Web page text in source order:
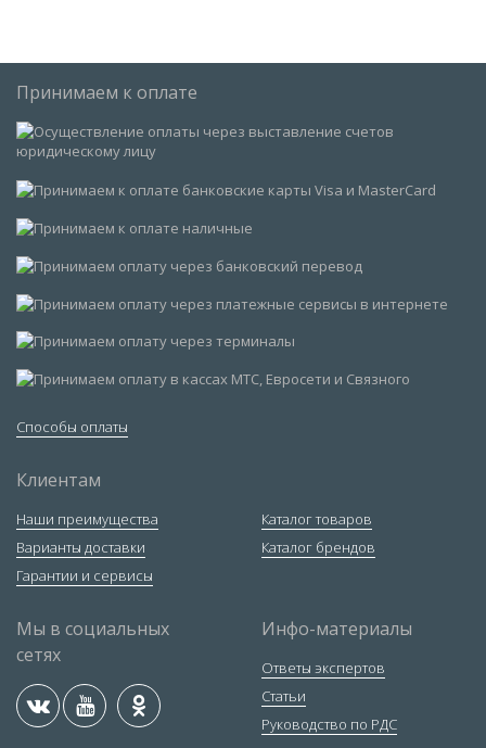
Принимаем к оплате
Способы оплаты
Клиентам
Наши преимущества
Варианты доставки
Гарантии и сервисы
Каталог товаров
Каталог брендов
Мы в социальных
сетях
Инфо-материалы
Ответы экспертов
Статьи
Руководство по РДС